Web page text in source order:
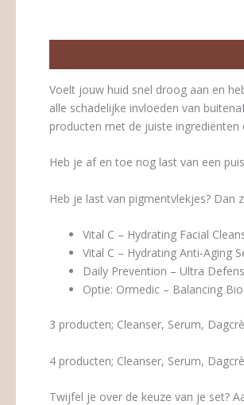
Voelt jouw huid snel droog aan en
alle schadelijke invloeden van
producten met de juiste
Heb je af en toe nog last van een
Heb je last van pigmentvlekjes? Dan
Vital C – Hydrating Facial
Vital C – Hydrating Anti-Aging
Daily Prevention – Ultra
Optie: Ormedic – Balancing
3 producten; Cleanser, Serum,
4 producten; Cleanser, Serum,
Twijfel je over de keuze van je set?